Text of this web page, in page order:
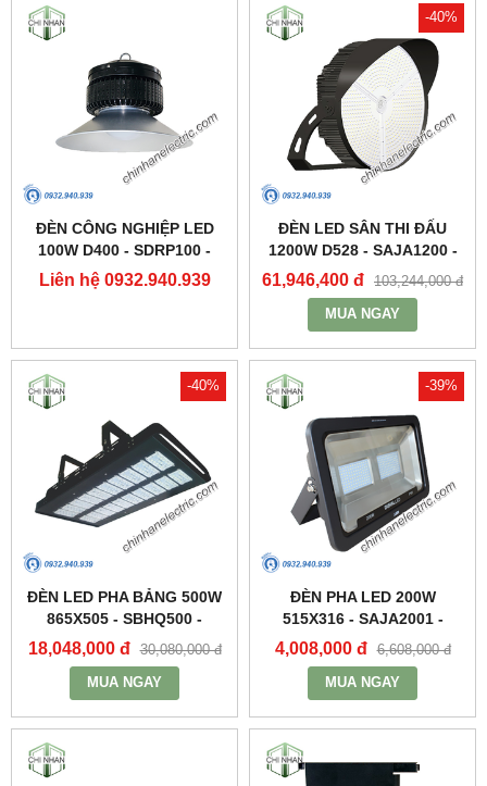
ĐÈN CÔNG NGHIỆP LED
100W D400 - SDRP100 -
DUHAL
Liên hệ 0932.940.939
-40%
ĐÈN LED SÂN THI ĐẤU
1200W D528 - SAJA1200 -
DUHAL
61,946,400 đ 103,244,000 đ
MUA NGAY
-40%
ĐÈN LED PHA BẢNG 500W
865X505 - SBHQ500 -
DUHAL
18,048,000 đ 30,080,000 đ
MUA NGAY
-39%
ĐÈN PHA LED 200W
515X316 - SAJA2001 -
DUHAL
4,008,000 đ 6,608,000 đ
MUA NGAY